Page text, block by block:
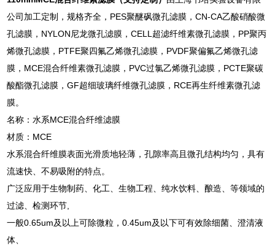
公司加工定制，规格齐全，PES聚醚砜微孔滤膜，CN-CA乙酸硝酸微
孔滤膜，NYLON尼龙微孔滤膜，CELL超滤纤维素微孔滤膜，PP聚丙
烯微孔滤膜，PTFE聚四氟乙烯微孔滤膜，PVDF聚偏氟乙烯微孔滤
膜，MCE混合纤维素微孔滤膜，PVC过氯乙烯微孔滤膜，PCTE聚碳
酸酯微孔滤膜，GF超细玻璃纤维微孔滤膜，RCE再生纤维素微孔滤
膜。
名称：水系MCE混合纤维滤膜
材质：MCE
水系混合纤维膜表面光滑质地轻薄，孔隙率高且微孔结构均匀，具有
流速快、不易吸附的特点。
广泛应用于生物制药、化工、生物工程、纯水饮料、酿造、等领域的
过滤、检测环节,
一般0.65um及以上可除微粒，0.45um及以下可有效除细菌、澄清液
体、